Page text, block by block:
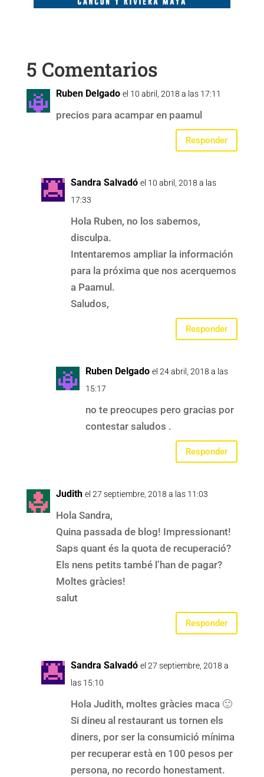
5 Comentarios
Ruben Delgado el 10 abril, 2018 a las 17:11
precios para acampar en paamul
Responder
Sandra Salvadó el 10 abril, 2018 a las
17:33
Hola Ruben, no los sabemos,
disculpa.
Intentaremos ampliar la información
para la próxima que nos acerquemos
a Paamul.
Saludos,
Responder
Ruben Delgado el 24 abril, 2018 a las
15:17
no te preocupes pero gracias por
contestar saludos .
Responder
Judith el 27 septiembre, 2018 a las 11:03
Hola Sandra,
Quina passada de blog! Impressionant!
Saps quant és la quota de recuperació?
Els nens petits també l’han de pagar?
Moltes gràcies!
salut
Responder
Sandra Salvadó el 27 septiembre, 2018 a
las 15:10
Hola Judith, moltes gràcies maca 🙂
Si dineu al restaurant us tornen els
diners, por ser la consumició mínima
per recuperar està en 100 pesos per
persona, no recordo honestament.